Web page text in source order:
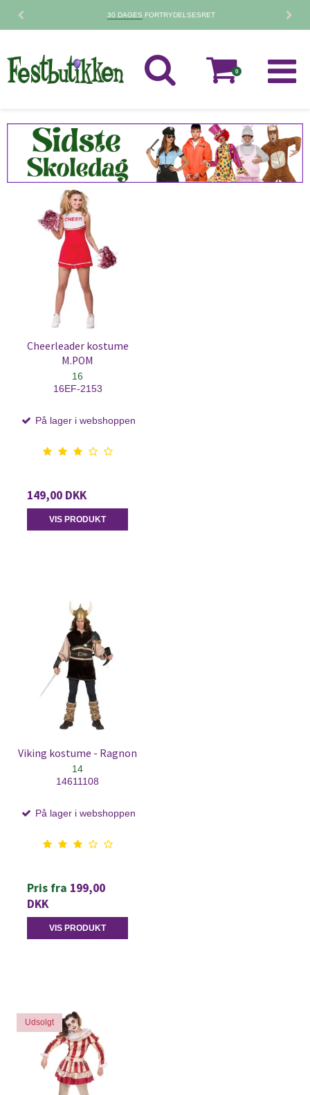
30 DAGES FORTRYDELSESRET
0
Cheerleader kostume
M.POM
16
16EF-2153
På lager i webshoppen
149,00 DKK
VIS PRODUKT
Viking kostume - Ragnon
14
14611108
På lager i webshoppen
Pris fra 199,00
DKK
VIS PRODUKT
Udsolgt